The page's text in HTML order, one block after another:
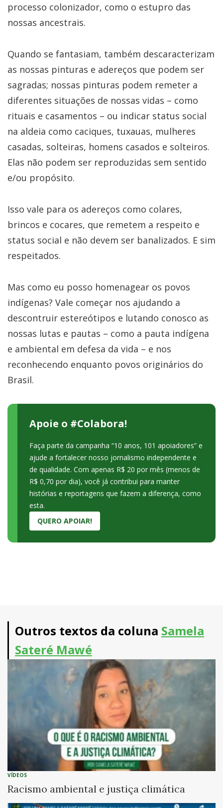
processo colonizador, como o estupro das
nossas ancestrais.
Quando se fantasiam, também descaracterizam
as nossas pinturas e adereços que podem ser
sagradas; nossas pinturas podem remeter a
diferentes situações de nossas vidas – como
rituais e casamentos – ou indicar status social
na aldeia como caciques, tuxauas, mulheres
casadas, solteiras, homens casados e solteiros.
Elas não podem ser reproduzidas sem sentido
e/ou propósito.
Isso vale para os adereços como colares,
brincos e cocares, que remetem a respeito e
status social e não devem ser banalizados. E sim
respeitados.
Mas como eu posso homenagear os povos
indígenas? Vale começar nos ajudando a
descontruir estereótipos e lutando conosco as
nossas lutas e pautas – como a pauta indígena
e ambiental em defesa da vida – e nos
reconhecendo enquanto povos originários do
Brasil.
Apoie o #Colabora!
Faça parte da campanha “10 anos, 101 apoiadores” e
ajude a fortalecer nosso jornalismo independente e
de qualidade. Com apenas R$ 20 por mês (menos de
R$ 0,70 por dia), você já contribui para manter
histórias e reportagens que fazem a diferença, como
esta.
QUERO APOIAR!
Outros textos da coluna Samela
Sateré Mawé
VÍDEOS
Racismo ambiental e justiça climática